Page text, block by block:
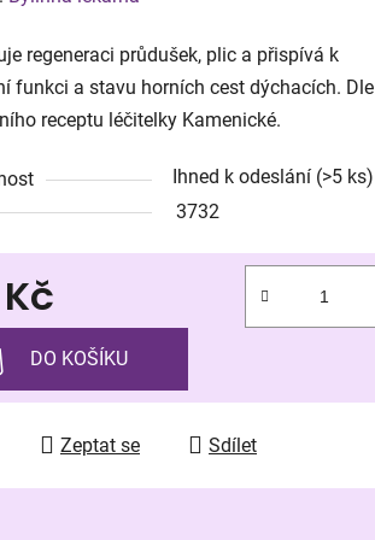
regeneraci průdušek, plic a přispívá k
funkci a stavu horních cest dýchacích. Dle
receptu léčitelky Kamenické.
Ihned k odeslání (>5 ks)
3732
cena:
DO KOŠÍKU
Zeptat se Sdílet